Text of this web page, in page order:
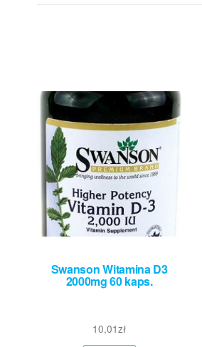
Swanson Witamina D3
2000mg 60 kaps.
10,01zł